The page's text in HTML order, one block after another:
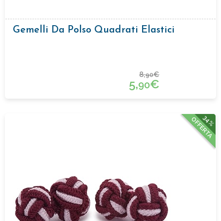
Gemelli Da Polso Quadrati Elastici
8,90€
5,90€
34%
OFFERTA